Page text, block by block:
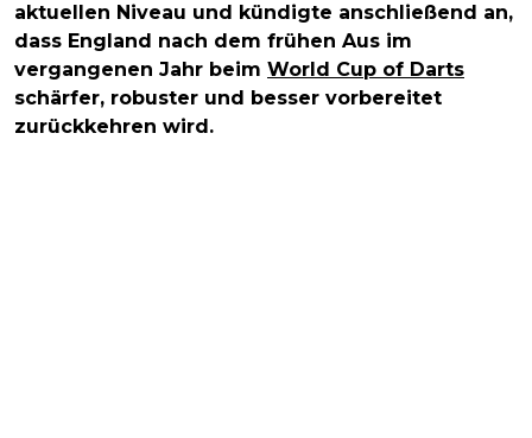
aktuellen Niveau und kündigte anschließend an,
dass England nach dem frühen Aus im
vergangenen Jahr beim World Cup of Darts
schärfer, robuster und besser vorbereitet
zurückkehren wird.